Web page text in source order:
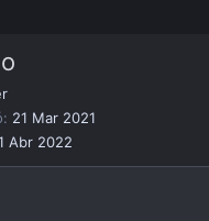
21 Mar 2021
Abr 2022